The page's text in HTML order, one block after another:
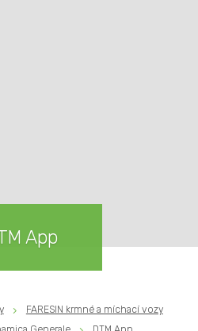
App
FARESIN krmné a míchací vozy